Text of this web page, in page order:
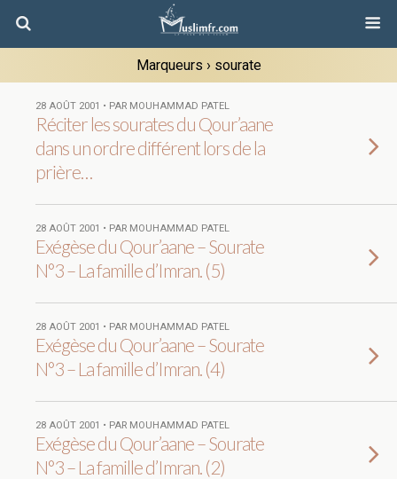
Marqueurs › sourate
28 AOÛT 2001 • PAR MOUHAMMAD PATEL
Réciter les sourates du Qour’aane
dans un ordre différent lors de la
prière…
28 AOÛT 2001 • PAR MOUHAMMAD PATEL
Exégèse du Qour’aane – Sourate
N°3 – La famille d’Imran. (5)
28 AOÛT 2001 • PAR MOUHAMMAD PATEL
Exégèse du Qour’aane – Sourate
N°3 – La famille d’Imran. (4)
28 AOÛT 2001 • PAR MOUHAMMAD PATEL
Exégèse du Qour’aane – Sourate
N°3 – La famille d’Imran. (2)